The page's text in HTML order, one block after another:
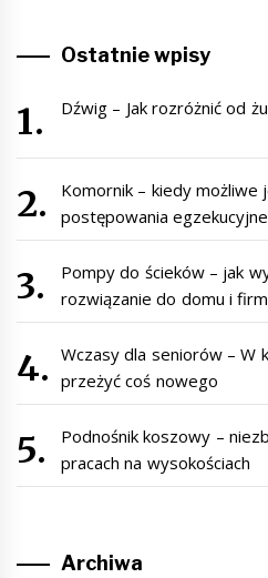
Ostatnie wpisy
Dźwig – Jak rozróżnić od
Komornik – kiedy możliwe
postępowania
Pompy do ścieków – jak
rozwiązanie do domu i
Wczasy dla seniorów – W
przeżyć coś nowego
Podnośnik koszowy –
pracach na wysokościach
Archiwa